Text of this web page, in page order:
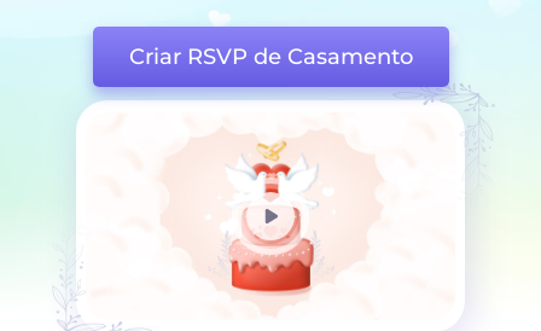
Criar RSVP de Casamento